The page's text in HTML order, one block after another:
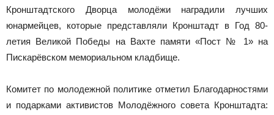
Кронштадтского Дворца молодёжи наградили лучших
юнармейцев, которые представляли Кронштадт в Год 80-
летия Великой Победы на Вахте памяти «Пост № 1» на
Пискарёвском мемориальном кладбище.
Комитет по молодежной политике отметил Благодарностями
и подарками активистов Молодёжного совета Кронштадта: